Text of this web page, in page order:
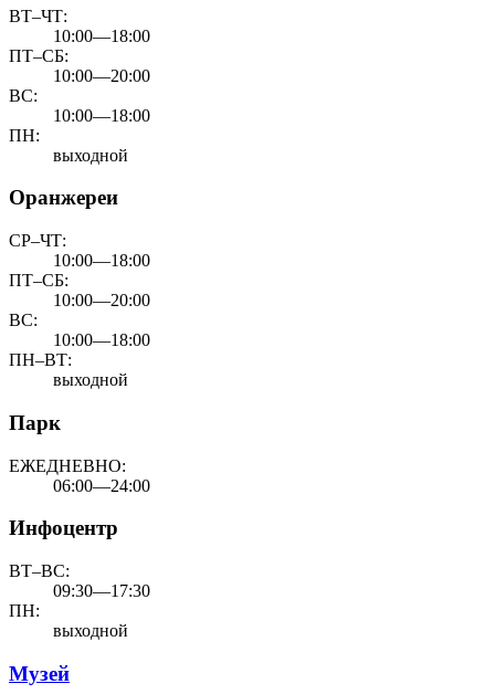
ВТ–ЧТ:
10:00—18:00
ПТ–СБ:
10:00—20:00
ВС:
10:00—18:00
ПН:
выходной
Оранжереи
СР–ЧТ:
10:00—18:00
ПТ–СБ:
10:00—20:00
ВС:
10:00—18:00
ПН–ВТ:
выходной
Парк
ЕЖЕДНЕВНО:
06:00—24:00
Инфоцентр
ВТ–ВС:
09:30—17:30
ПН:
выходной
Музей